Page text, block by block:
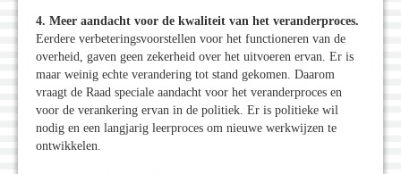
4. Meer aandacht voor de kwaliteit van het veranderproces.
Eerdere verbeteringsvoorstellen voor het functioneren van de
overheid, gaven geen zekerheid over het uitvoeren ervan. Er is
maar weinig echte verandering tot stand gekomen. Daarom
vraagt de Raad speciale aandacht voor het veranderproces en
voor de verankering ervan in de politiek. Er is politieke wil
nodig en een langjarig leerproces om nieuwe werkwijzen te
ontwikkelen.